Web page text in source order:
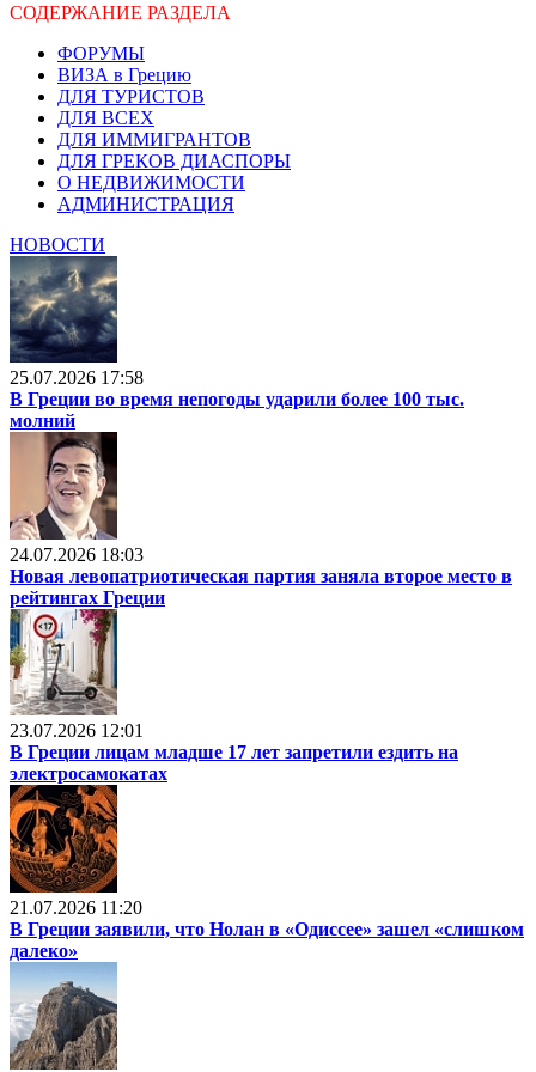
СОДЕРЖАНИЕ РАЗДЕЛА
ФОРУМЫ
ВИЗА в Грецию
ДЛЯ ТУРИСТОВ
ДЛЯ ВСЕХ
ДЛЯ ИММИГРАНТОВ
ДЛЯ ГРЕКОВ ДИАСПОРЫ
О НЕДВИЖИМОСТИ
АДМИНИСТРАЦИЯ
НОВОСТИ
25.07.2026 17:58
В Греции во время непогоды ударили более 100 тыс.
молний
24.07.2026 18:03
Новая левопатриотическая партия заняла второе место в
рейтингах Греции
23.07.2026 12:01
В Греции лицам младше 17 лет запретили ездить на
электросамокатах
21.07.2026 11:20
В Греции заявили, что Нолан в «Одиссее» зашел «слишком
далеко»